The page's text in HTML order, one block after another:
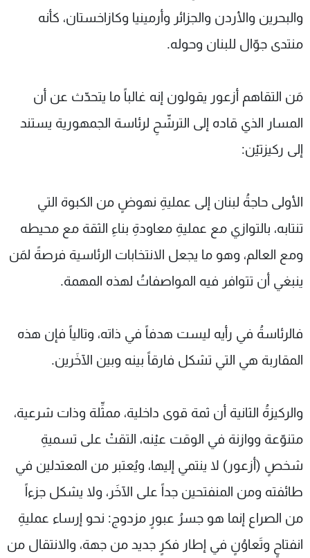
والبحرين والأردن والجزائر وأرمينيا وكازاخستان، كأنه
منتدى جوّال للبنان وحوله.
مَن التقاهم أزعور يقولون إنه غالباً ما يتحدّث عن أن
المسار الذي قاده إلى الترشّحِ لرئاسة الجمهورية يستند
إلى ركيزتيْن:
الأولى حاجةُ لبنان إلى عمليةِ نهوضٍ من الكبوة التي
تنتابه، بالتوازي مع عمليةِ معاودةِ بناءِ الثقة مع محيطه
ومع العالم، وهو ما يجعل الانتخابات الرئاسية فرصةً لمَن
ينبغي أن تتوافر فيه المواصفاتُ لهذه المهمة.
فالرئاسةُ في رأيه ليست هدفاً في ذاته، وتالياً فإن هذه
المقاربة هي التي تشكل فارقاً بينه وبين الآخَرين.
والركيزةُ الثانية أن ثمة قوى داخلية، ممثِّلة وذات شرعية،
متنوّعة ووازنة في الوقت عيْنه، التقتْ على تسميةِ
شخصٍ (أزعور) لا ينتمي إليها، ويُعتبر من المعتدلين في
طائفته ومن المنفتحين جداً على الآخَر، ولا يشكل جزءاً
من الصراع إنما هو جسرُ عبورٍ مزدوج: نحو إرساء عمليةِ
انفتاحٍ وتَعاوُنٍ في إطار فكرٍ جديد من جهة، والانتقال من